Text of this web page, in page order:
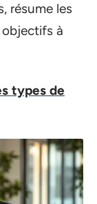
résume les
à
types de